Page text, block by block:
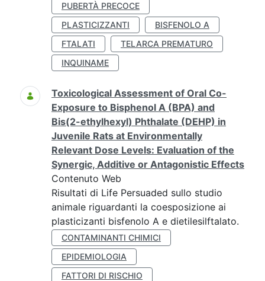
PUBERTÀ PRECOCE
PLASTICIZZANTI
BISFENOLO A
FTALATI
TELARCA PREMATURO
INQUINAME
Toxicological Assessment of Oral Co-
Exposure to Bisphenol A (BPA) and
Bis(2-ethylhexyl) Phthalate (DEHP) in
Juvenile Rats at Environmentally
Relevant Dose Levels: Evaluation of the
Synergic, Additive or Antagonistic Effects
Contenuto Web
Risultati di Life Persuaded sullo studio
animale riguardanti la coesposizione ai
plasticizanti bisfenolo A e dietilesilftalato.
CONTAMINANTI CHIMICI
EPIDEMIOLOGIA
FATTORI DI RISCHIO